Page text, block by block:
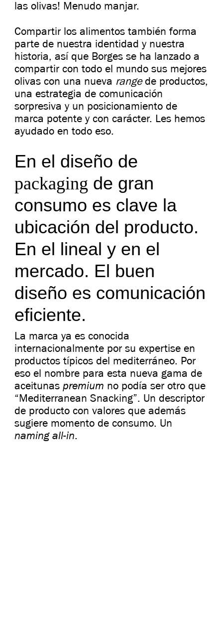
las olivas! Menudo manjar.
Compartir los alimentos también forma
parte de nuestra identidad y nuestra
historia, así que Borges se ha lanzado a
compartir con todo el mundo sus mejores
olivas con una nueva rangede productos,
una estrategia de comunicación
sorpresiva y un posicionamiento de
marca potente y con carácter. Les hemos
ayudado en todo eso.
En el diseño de
packaging de gran
consumo es clave la
ubicación del producto.
En el lineal y en el
mercado. El buen
diseño es comunicación
eficiente.
La marca ya es conocida
internacionalmente por su expertise en
productos típicos del mediterráneo. Por
eso el nombre para esta nueva gama de
aceitunas premium no podía ser otro que
“Mediterranean Snacking”. Un descriptor
de producto con valores que además
sugiere momento de consumo. Un
naming all-in.